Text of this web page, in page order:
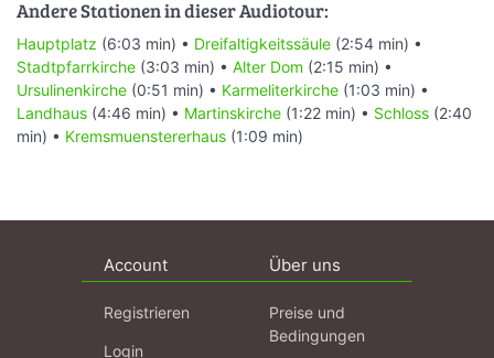
Andere Stationen in dieser Audiotour:
Hauptplatz (6:03 min) • Dreifaltigkeitssäule (2:54 min) •
Stadtpfarrkirche (3:03 min) • Alter Dom (2:15 min) •
Ursulinenkirche (0:51 min) • Karmeliterkirche (1:03 min) •
Landhaus (4:46 min) • Martinskirche (1:22 min) • Schloss (2:40
min) • Kremsmuenstererhaus (1:09 min)
Account
Registrieren
Login
Über uns
Preise und
Bedingungen